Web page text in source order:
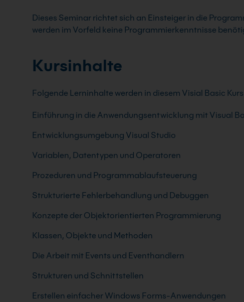
Dieses Seminar richtet sich an Einsteiger in die
werden im Vorfeld keine Programmierkenntnisse
Kursinhalte
Folgende Lerninhalte werden in diesem Visial Basic
Einführung in die Anwendungsentwicklung mit Visual
Entwicklungsumgebung Visual Studio
Variablen, Datentypen und Operatoren
Prozeduren und Programmablaufsteuerung
Strukturierte Fehlerbehandlung und Debuggen
Konzepte der Objektorientierten Programmierung
Klassen, Objekte und Methoden
Die Arbeit mit Events und Eventhandlern
Strukturen und Schnittstellen
Erstellen einfacher Windows Forms-Anwendungen